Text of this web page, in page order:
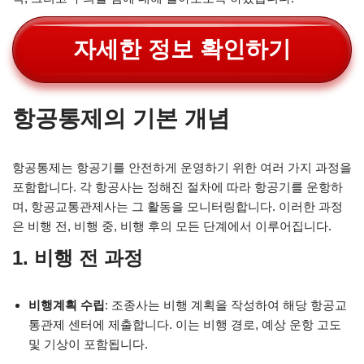
자세한 정보 확인하기
항공통제의 기본 개념
항공통제는 항공기를 안전하게 운영하기 위한 여러 가지 과정을
포함합니다. 각 항공사는 정해진 절차에 따라 항공기를 운항하
며, 항공교통관제사는 그 활동을 모니터링합니다. 이러한 과정
은 비행 전, 비행 중, 비행 후의 모든 단계에서 이루어집니다.
1. 비행 전 과정
비행계획 수립: 조종사는 비행 계획을 작성하여 해당 항공교
통관제 센터에 제출합니다. 이는 비행 경로, 예상 운항 고도
및 기상이 포함됩니다.